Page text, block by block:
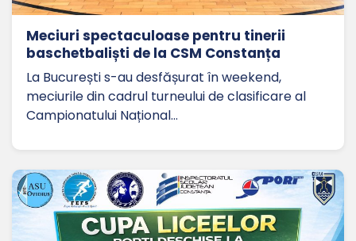
Meciuri spectaculoase pentru tinerii
baschetbaliști de la CSM Constanța
La București s-au desfășurat în weekend,
meciurile din cadrul turneului de clasificare al
Campionatului Național…